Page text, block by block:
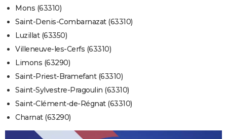
Mons (63310)
Saint-Denis-Combarnazat (63310)
Luzillat (63350)
Villeneuve-les-Cerfs (63310)
Limons (63290)
Saint-Priest-Bramefant (63310)
Saint-Sylvestre-Pragoulin (63310)
Saint-Clément-de-Régnat (63310)
Charnat (63290)